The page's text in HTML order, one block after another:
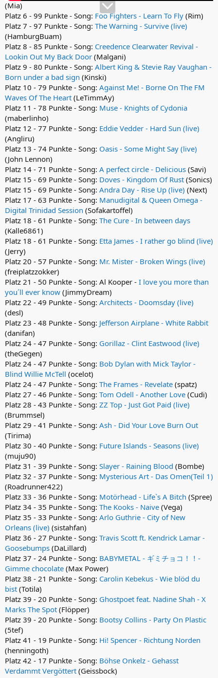
(Mia)
Platz 6 - 99 Punkte - Song: Foo Fighters - Learn To Fly (Rim)
Platz 7 - 97 Punkte - Song: The Warning - Survive (live)
(HamburgBuam)
Platz 8 - 85 Punkte - Song: Creedence Clearwater Revival -
Lookin Out My Back Door (Malgani)
Platz 9 - 80 Punkte - Song: Albert King & Stevie Ray Vaughan -
Born under a bad sign (Kinski)
Platz 10 - 79 Punkte - Song: Against Me! - Borne On The FM
Waves Of The Heart (LeTimmAy)
Platz 11 - 78 Punkte - Song: Muse - Knights of Cydonia
(maberlinho)
Platz 12 - 77 Punkte - Song: Eddie Vedder - Hard Sun (live)
(Angliru)
Platz 13 - 74 Punkte - Song: Oasis - Some Might Say (live)
(John Lennon)
Platz 14 - 71 Punkte - Song: A perfect circle - Delicious (Savi)
Platz 15 - 69 Punkte - Song: Doves - Kingdom Of Rust (Sonics)
Platz 15 - 69 Punkte - Song: Andra Day - Rise Up (live) (Next)
Platz 17 - 63 Punkte - Song: Manudigital & Queen Omega -
Digital Trinidad Session (Sofakartoffel)
Platz 18 - 61 Punkte - Song: The Cure - In between days
(Kalle6861)
Platz 18 - 61 Punkte - Song: Etta James - I rather go blind (live)
(Jerry)
Platz 20 - 57 Punkte - Song: Mr. Mister - Broken Wings (live)
(freiplatzzokker)
Platz 21 - 50 Punkte - Song: Al Kooper - I love you more than
you´ll ever know (JimmyDream)
Platz 22 - 49 Punkte - Song: Architects - Doomsday (live)
(desl)
Platz 23 - 48 Punkte - Song: Jefferson Airplane - White Rabbit
(danifan)
Platz 24 - 47 Punkte - Song: Gorillaz - Clint Eastwood (live)
(theGegen)
Platz 24 - 47 Punkte - Song: Bob Dylan with Mick Taylor -
Blind Willie McTell (ocelot)
Platz 24 - 47 Punkte - Song: The Frames - Revelate (spatz)
Platz 27 - 46 Punkte - Song: Tom Odell - Another Love (Cudi)
Platz 28 - 43 Punkte - Song: ZZ Top - Just Got Paid (live)
(Brummsel)
Platz 29 - 41 Punkte - Song: Ash - Did Your Love Burn Out
(Tirima)
Platz 30 - 40 Punkte - Song: Future Islands - Seasons (live)
(muju90)
Platz 31 - 39 Punkte - Song: Slayer - Raining Blood (Bombe)
Platz 32 - 37 Punkte - Song: Mysterious Art - Das Omen(Teil 1)
(Roadrunner422)
Platz 33 - 36 Punkte - Song: Motörhead - Life`s A Bitch (Spree)
Platz 34 - 35 Punkte - Song: The Kooks - Naive (Vega)
Platz 35 - 33 Punkte - Song: Arlo Guthrie - City of New
Orleans (live) (sistahfan)
Platz 36 - 27 Punkte - Song: Travis Scott ft. Kendrick Lamar -
Goosebumps (DaLillard)
Platz 37 - 24 Punkte - Song: BABYMETAL - ギミチョコ！！-
Gimme chocolate (Max Power)
Platz 38 - 21 Punkte - Song: Carolin Kebekus - Wie blöd du
bist (Totila)
Platz 39 - 20 Punkte - Song: Ghostpoet feat. Nadine Shah - X
Marks The Spot (Flöpper)
Platz 39 - 20 Punkte - Song: Bootsy Collins - Party On Plastic
(5tef)
Platz 41 - 19 Punkte - Song: Hi! Spencer - Richtung Norden
(henningoth)
Platz 42 - 17 Punkte - Song: Böhse Onkelz - Gehasst
Verdammt Vergöttert (Geissbock)